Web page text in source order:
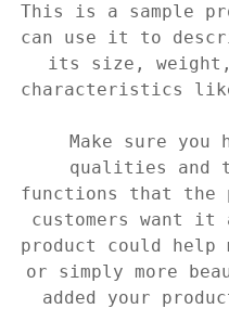
This is a sample
can use it to
its size,
characteristics
Make sure
qualities and
functions that the
customers want it
product could
or simply more
added your